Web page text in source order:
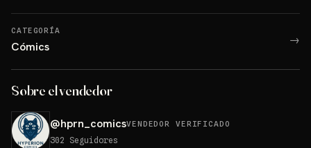
CATEGORÍA
Cómics →
Sobre el vendedor
@hprn_comicsVENDEDOR VERIFICADO
302 Seguidores